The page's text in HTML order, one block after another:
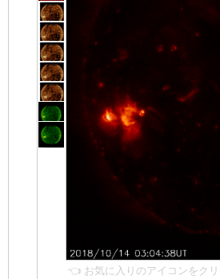
👈 お気に入りのアイコンをクリ